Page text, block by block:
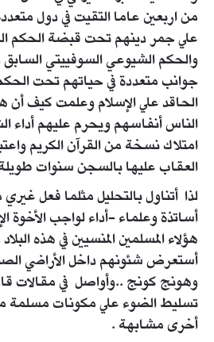
من اربعين عاما التقيت في دول
علي جمر دينهم تحت قبضة الحكم
والحكم الشيوعي السوفييتي
جوانب متعددة في حياتهم تحت
الحاقد علي الإسلام وعلمت كيف أن
الناس أنفاسهم ويحرم عليهم أداء
امتلاك نسخة من القرآن الكريم
العقاب عليها بالسجن سنوات
لذا أتناول بالتحليل مثلما فعل
أساتذة وعلماء -أداء لواجب
هؤلاء المسلمين المنسيين في هذه
أستعرض شئونهم داخل الأراضي
وهونج كونج ..وأواصل في مقالات
تسليط الضوء علي مكونات مسلمة
أخرى مشابهة .